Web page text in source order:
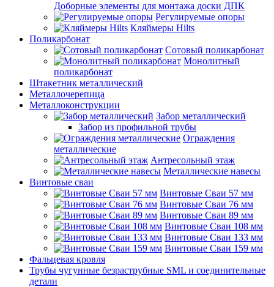
Доборные элементы для монтажа доски ДПК
Регулируемые опоры
Кляймеры Hilts
Поликарбонат
Сотовый поликарбонат
Монолитный
поликарбонат
Штакетник металлический
Металлочерепица
Металлоконструкции
Забор металлический
Забор из профильной трубы
Ограждения
металлические
Антресольный этаж
Металлические навесы
Винтовые сваи
Винтовые Сваи 57 мм
Винтовые Сваи 76 мм
Винтовые Сваи 89 мм
Винтовые Сваи 108 мм
Винтовые Сваи 133 мм
Винтовые Сваи 159 мм
Фальцевая кровля
Трубы чугунные безраструбные SML и соединительные
детали